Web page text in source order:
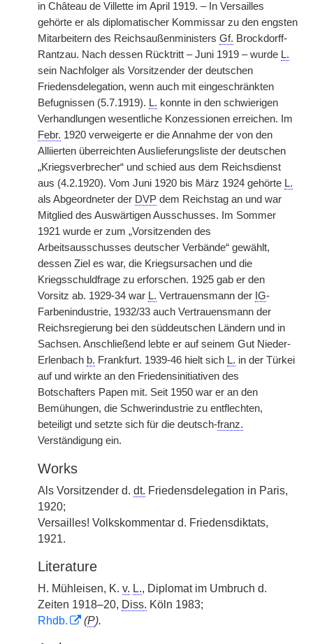
in Château de Villette im April 1919. – In Versailles
gehörte er als diplomatischer Kommissar zu den engsten
Mitarbeitern des Reichsaußenministers Gf. Brockdorff-
Rantzau. Nach dessen Rücktritt – Juni 1919 – wurde L.
sein Nachfolger als Vorsitzender der deutschen
Friedensdelegation, wenn auch mit eingeschränkten
Befugnissen (5.7.1919). L. konnte in den schwierigen
Verhandlungen wesentliche Konzessionen erreichen. Im
Febr. 1920 verweigerte er die Annahme der von den
Alliierten überreichten Auslieferungsliste der deutschen
„Kriegsverbrecher“ und schied aus dem Reichsdienst
aus (4.2.1920). Vom Juni 1920 bis März 1924 gehörte L.
als Abgeordneter der DVP dem Reichstag an und war
Mitglied des Auswärtigen Ausschusses. Im Sommer
1921 wurde er zum „Vorsitzenden des
Arbeitsausschusses deutscher Verbände“ gewählt,
dessen Ziel es war, die Kriegsursachen und die
Kriegsschuldfrage zu erforschen. 1925 gab er den
Vorsitz ab. 1929-34 war L. Vertrauensmann der IG-
Farbenindustrie, 1932/33 auch Vertrauensmann der
Reichsregierung bei den süddeutschen Ländern und in
Sachsen. Anschließend lebte er auf seinem Gut Nieder-
Erlenbach b. Frankfurt. 1939-46 hielt sich L. in der Türkei
auf und wirkte an den Friedensinitiativen des
Botschafters Papen mit. Seit 1950 war er an den
Bemühungen, die Schwerindustrie zu entflechten,
beteiligt und setzte sich für die deutsch-franz.
Verständigung ein.
Works
Als Vorsitzender d. dt. Friedensdelegation in Paris,
1920;
Versailles! Volkskommentar d. Friedensdiktats,
1921.
Literature
H. Mühleisen, K. v. L., Diplomat im Umbruch d.
Zeiten 1918–20, Diss. Köln 1983;
Rhdb.
(P).